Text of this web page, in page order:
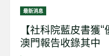
最新消息
【社科院藍皮書獲
澳門報告收錄其中